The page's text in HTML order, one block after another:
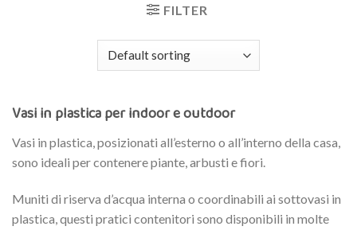
FILTER
Vasi in plastica per indoor e outdoor
Vasi in plastica, posizionati all’esterno o all’interno della casa,
sono ideali per contenere piante, arbusti e fiori.
Muniti di riserva d’acqua interna o coordinabili ai sottovasi in
plastica, questi pratici contenitori sono disponibili in molte